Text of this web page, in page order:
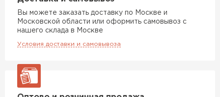
Вы можете заказать доставку по Москве и
Московской области или оформить самовывоз с
нашего склада в Москве
Условия доставки и самовывоза